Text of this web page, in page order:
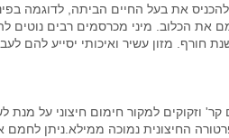
את בעל החיים הביתה, לדוגמה
את הכלוב. מיני מכרסמים רבים נוטים
חורף. מזון עשיר ואיכותי יסייע להם
קר' וזקוקים למקור חימום חיצוני על מנת
החיצונית נמוכה ממילא.ניתן לחמם